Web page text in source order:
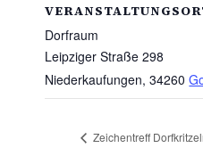
Dorfraum
Leipziger Straße 298
Niederkaufungen, 34260
Zeichentreff